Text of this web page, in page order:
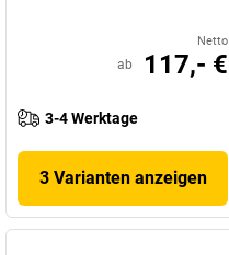
Netto
ab 117,- €
3-4 Werktage
3 Varianten anzeigen